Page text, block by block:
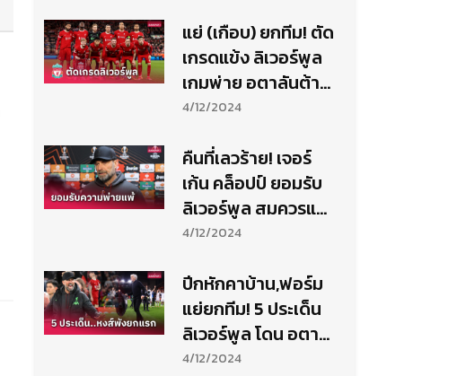
แย่ (เกือบ) ยกทีม! ตัด
เกรดแข้ง ลิเวอร์พูล
เกมพ่าย อตาลันต้า
ยับคาบ้าน
4/12/2024
คืนที่เลวร้าย! เจอร์
เก้น คล็อปป์ ยอมรับ
ลิเวอร์พูล สมควรแพ้
อตาลันต้า
4/12/2024
ปีกหักคาบ้าน,ฟอร์ม
แย่ยกทีม! 5 ประเด็น
ลิเวอร์พูล โดน อตา
ลันต้า ถล่มยับ
4/12/2024